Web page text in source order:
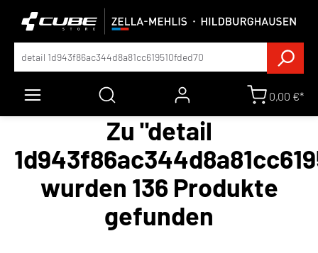
0,00 €*
Zu "detail
wurden 136 Produkte
gefunden